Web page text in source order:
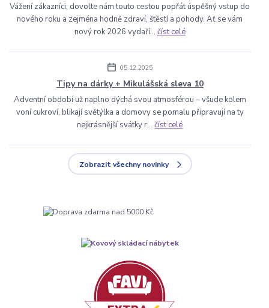
Vážení zákazníci, dovolte nám touto cestou popřát úspěšný vstup do
nového roku a zejména hodně zdraví, štěstí a pohody. Ať se vám
nový rok 2026 vydaří... číst celé
05.12.2025
Tipy na dárky + Mikulášská sleva 10
Adventní období už naplno dýchá svou atmosférou – všude kolem
voní cukroví, blikají světýlka a domovy se pomalu připravují na ty
nejkrásnější svátky r...číst celé
Zobrazit všechny novinky